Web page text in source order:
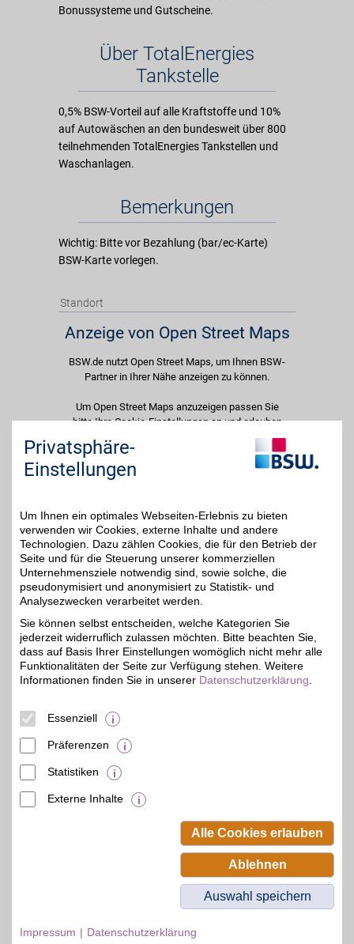
Bonussysteme und Gutscheine.
Über TotalEnergies
Tankstelle
0,5% BSW-Vorteil auf alle Kraftstoffe und 10%
auf Autowäschen an den bundesweit über 800
teilnehmenden TotalEnergies Tankstellen und
Waschanlagen.
Bemerkungen
Wichtig: Bitte vor Bezahlung (bar/ec-Karte)
BSW-Karte vorlegen.
Standort
Anzeige von Open Street Maps
BSW.de nutzt Open Street Maps, um Ihnen BSW-
Partner in Ihrer Nähe anzeigen zu können.
Um Open Street Maps anzuzeigen passen Sie
bitte Ihre Cookie-Einstellungen an und erlauben
Sie "Externe Inhalte". Diese Auswahl können Sie
jederzeit über die Cookie-Einstellungen im
unteren Seitenbereich ändern.
Adresse
Roermonder Str. 315
52072 Aachen
Filialen in der Nähe
Beamten-Selbsthilfewerk GmbH.
Privatsphäre-
Einstellungen
Um Ihnen ein optimales Webseiten-Erlebnis zu bieten
verwenden wir Cookies, externe Inhalte und andere
Technologien. Dazu zählen Cookies, die für den Betrieb der
Seite und für die Steuerung unserer kommerziellen
Unternehmensziele notwendig sind, sowie solche, die
pseudonymisiert und anonymisiert zu Statistik- und
Analysezwecken verarbeitet werden.
Sie können selbst entscheiden, welche Kategorien Sie
jederzeit widerruflich zulassen möchten. Bitte beachten Sie,
dass auf Basis Ihrer Einstellungen womöglich nicht mehr alle
Funktionalitäten der Seite zur Verfügung stehen. Weitere
Informationen finden Sie in unserer Datenschutzerklärung
Essenziell
Präferenzen
Statistiken
Externe Inhalte
Alle Cookies erlauben
Ablehnen
Auswahl speichern
Impressum Datenschutzerklärung